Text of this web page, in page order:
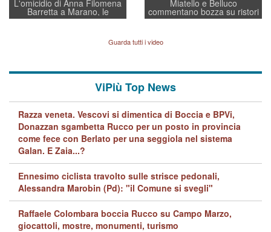
L'omicidio di Anna Filomena
Barretta a Marano, le
indagini dei carabinieri di
quelle di... Barbara D'Urso
Miatello e Belluco
commentano bozza su ristori
BPVi e Veneto Banca
Guarda tutti i video
ViPiù Top News
Razza veneta. Vescovi si dimentica di Boccia e BPVi,
Donazzan sgambetta Rucco per un posto in provincia
come fece con Berlato per una seggiola nel sistema
Galan. E Zaia...?
Ennesimo ciclista travolto sulle strisce pedonali,
Alessandra Marobin (Pd): "il Comune si svegli"
Raffaele Colombara boccia Rucco su Campo Marzo,
giocattoli, mostre, monumenti, turismo